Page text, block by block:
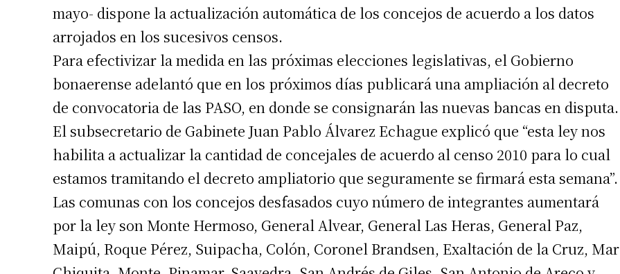
Suscribirme gratis
Dirección de correo electrónico*
Nombre
Apellidos
Número de teléfono
mayo- dispone la actualización automática de los concejos de acuerdo a los datos
arrojados en los sucesivos censos.
Para efectivizar la medida en las próximas elecciones legislativas, el Gobierno
bonaerense adelantó que en los próximos días publicará una ampliación al decreto
de convocatoria de las PASO, en donde se consignarán las nuevas bancas en disputa.
El subsecretario de Gabinete Juan Pablo Álvarez Echague explicó que “esta ley nos
habilita a actualizar la cantidad de concejales de acuerdo al censo 2010 para lo cual
estamos tramitando el decreto ampliatorio que seguramente se firmará esta semana”.
Las comunas con los concejos desfasados cuyo número de integrantes aumentará
por la ley son Monte Hermoso, General Alvear, General Las Heras, General Paz,
Maipú, Roque Pérez, Suipacha, Colón, Coronel Brandsen, Exaltación de la Cruz, Mar